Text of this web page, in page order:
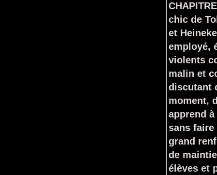
chic de
et
employé,
violents
malin et
discutant
moment,
apprend
sans
grand
de
élèves et